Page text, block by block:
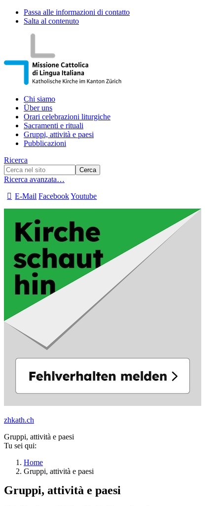
Passa alle informazioni di contatto
Salta al contenuto
Chi siamo
Über uns
Orari celebrazioni liturgiche
Sacramenti e rituali
Gruppi, attività e paesi
Pubblicazioni
Ricerca
Ricerca avanzata…
E-Mail FacebookYoutube
zhkath.ch
Gruppi, attività e paesi
Tu sei qui:
Home
Gruppi, attività e paesi
Gruppi, attività e paesi